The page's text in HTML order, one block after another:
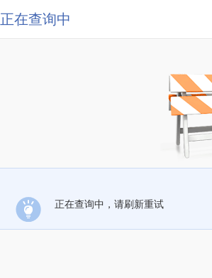
正在查询中
正在查询中，请刷新重试